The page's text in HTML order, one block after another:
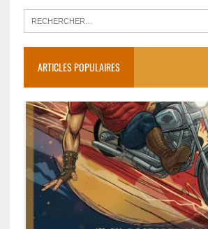
ARTICLES POPULAIRES